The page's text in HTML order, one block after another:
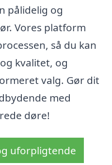
pålidelig og
Vores platform
så du kan
kvalitet, og
valg. Gør dit
med
døre!
uforpligtende